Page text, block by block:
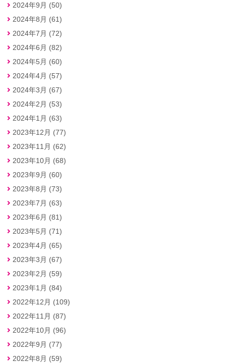
2024年9月 (50)
2024年8月 (61)
2024年7月 (72)
2024年6月 (82)
2024年5月 (60)
2024年4月 (57)
2024年3月 (67)
2024年2月 (53)
2024年1月 (63)
2023年12月 (77)
2023年11月 (62)
2023年10月 (68)
2023年9月 (60)
2023年8月 (73)
2023年7月 (63)
2023年6月 (81)
2023年5月 (71)
2023年4月 (65)
2023年3月 (67)
2023年2月 (59)
2023年1月 (84)
2022年12月 (109)
2022年11月 (87)
2022年10月 (96)
2022年9月 (77)
2022年8月 (59)